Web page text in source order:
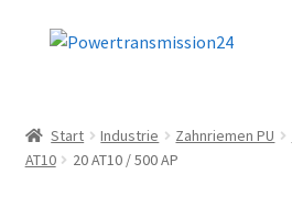
Zur
Zum
AGB
Start Industrie Zahnriemen PU
AT10
20 AT10 / 500 AP